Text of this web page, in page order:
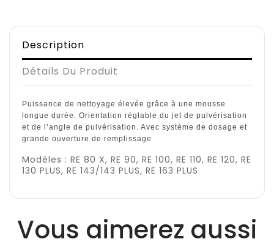
Description
Détails Du Produit
Puissance de nettoyage élevée grâce à une mousse
longue durée. Orientation réglable du jet de pulvérisation
et de l’angle de pulvérisation. Avec système de dosage et
grande ouverture de remplissage
Modèles : RE 80 X, RE 90, RE 100, RE 110, RE 120, RE
130 PLUS, RE 143/143 PLUS, RE 163 PLUS
Vous aimerez aussi